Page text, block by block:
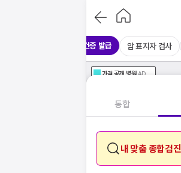
보건증 발급 암 표지자 검사
가격공개 병원AD
통합
내 맞춤 종합검진